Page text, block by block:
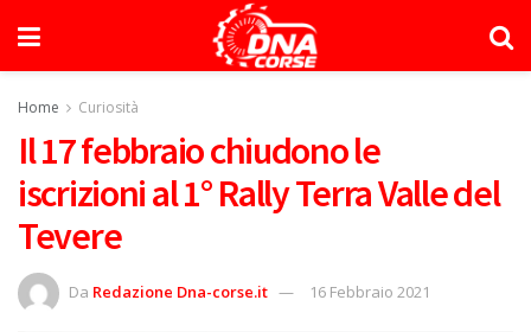
Home Curiosità
Il 17 febbraio chiudono le
iscrizioni al 1° Rally Terra Valle del
Tevere
Da Redazione Dna-corse.it 16 Febbraio 2021